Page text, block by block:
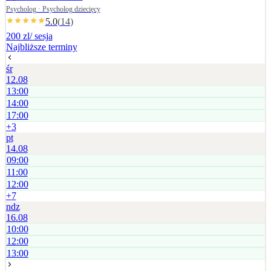
ustalana jest indywidualnie.
Psycholog · Psycholog dziecięcy
5.0(14)
200 zl/ sesja
Najbliższe terminy
śr
12.08
13:00
14:00
17:00
+3
pt
14.08
09:00
11:00
12:00
+7
ndz
16.08
10:00
12:00
13:00